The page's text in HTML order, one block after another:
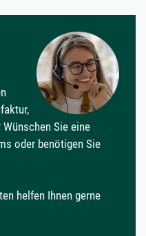
Sie eine
oder benötigen Sie
helfen Ihnen gerne